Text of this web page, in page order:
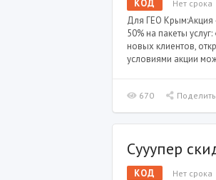
КОД Нет срока
Для ГЕО Крым:Акция
50% на пакеты
новых клиентов,
условиями акции
670
Сууупер
КОД Нет срока